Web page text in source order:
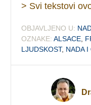
> Svi tekstovi
OBJAVLJENO U:
OZNAKE: ALSACE
LJUDSKOST, NADA I